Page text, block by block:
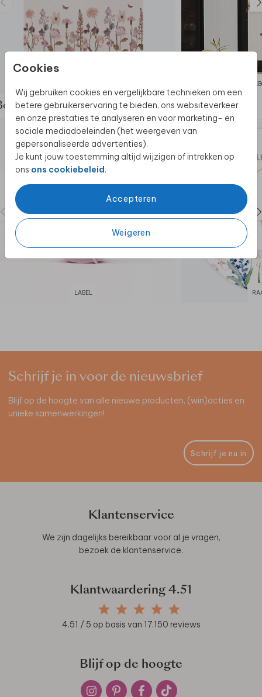
Cookies
Wij gebruiken cookies en vergelijkbare technieken om een
betere gebruikerservaring te bieden, ons websiteverkeer
en onze prestaties te analyseren en voor marketing- en
sociale mediadoeleinden (het weergeven van
gepersonaliseerde advertenties).
Je kunt jouw toestemming altijd wijzigen of intrekken op
ons ons cookiebeleid.
Accepteren
Weigeren
de complete set
LABEL
Schrijf je in voor de nieuwsbrief
Blijf op de hoogte van alle nieuwe producten, (win)acties en
unieke samenwerkingen!
Schrijf je nu in
Klantenservice
We zijn dagelijks bereikbaar voor al je vragen,
bezoek de klantenservice.
Klantwaardering 4.51
4.51 / 5 op basis van 17.150 reviews
Blijf op de hoogte